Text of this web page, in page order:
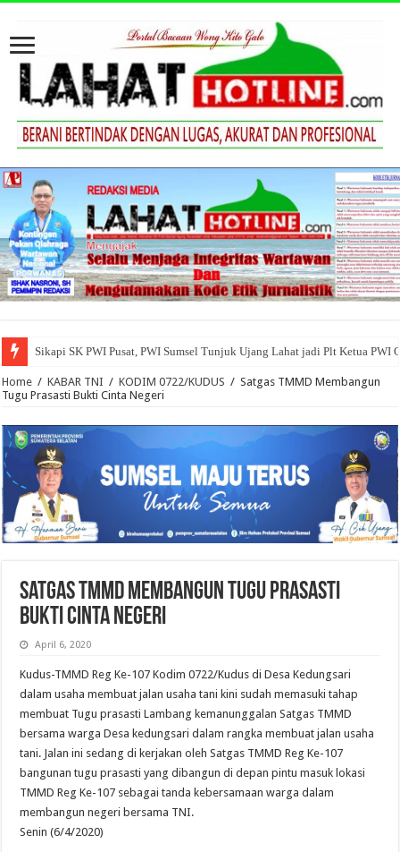
Sikapi SK PWI Pusat, PWI Sumsel Tunjuk Ujang Lahat jadi Plt Ketua PWI
Home / KABAR TNI / KODIM 0722/KUDUS / Satgas TMMD Membangun
Tugu Prasasti Bukti Cinta Negeri
Satgas TMMD Membangun Tugu Prasasti
Bukti Cinta Negeri
April 6, 2020
Kudus-TMMD Reg Ke-107 Kodim 0722/Kudus di Desa Kedungsari
dalam usaha membuat jalan usaha tani kini sudah memasuki tahap
membuat Tugu prasasti Lambang kemanunggalan Satgas TMMD
bersama warga Desa kedungsari dalam rangka membuat jalan usaha
tani. Jalan ini sedang di kerjakan oleh Satgas TMMD Reg Ke-107
bangunan tugu prasasti yang dibangun di depan pintu masuk lokasi
TMMD Reg Ke-107 sebagai tanda kebersamaan warga dalam
membangun negeri bersama TNI.
Senin (6/4/2020)